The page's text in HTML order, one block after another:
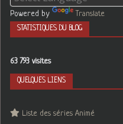
Powered by Translate
STATISTIQUES DU BLOG
63 793 visites
QUELQUES LIENS
Liste des séries Animé